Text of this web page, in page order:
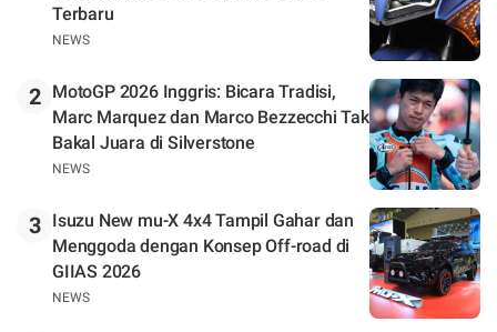
Terbaru
NEWS
2
MotoGP 2026 Inggris: Bicara Tradisi,
Marc Marquez dan Marco Bezzecchi Tak
Bakal Juara di Silverstone
NEWS
3
Isuzu New mu-X 4x4 Tampil Gahar dan
Menggoda dengan Konsep Off-road di
GIIAS 2026
NEWS